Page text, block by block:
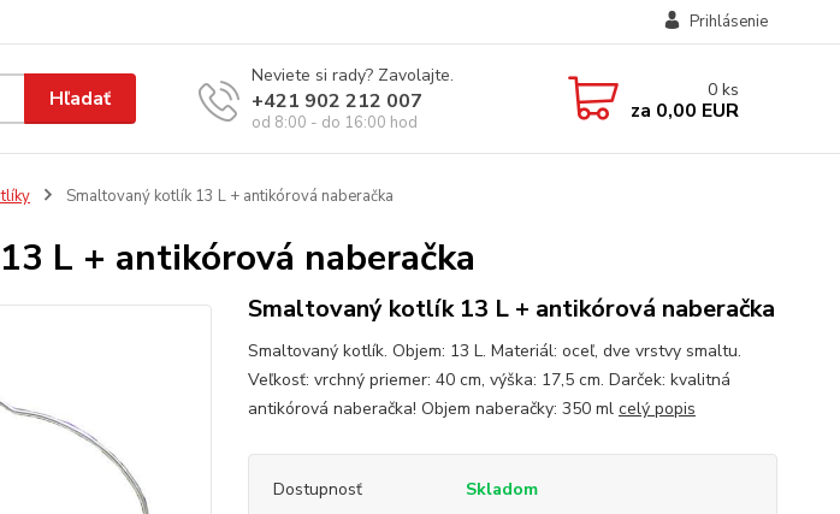
Prihlásenie
Hľadať
Neviete si rady? Zavolajte.
+421 902 212 007
od 8:00 - do 16:00 hod
0 ks
za 0,00 EUR
Smaltovaný kotlík 13 L + antikórová naberačka
L + antikórová naberačka
Smaltovaný kotlík 13 L + antikórová naberačka
Smaltovaný kotlík. Objem: 13 L. Materiál: oceľ, dve vrstvy smaltu.
Veľkosť: vrchný priemer: 40 cm, výška: 17,5 cm. Darček: kvalitná
antikórová naberačka! Objem naberačky: 350 ml celý popis
Dostupnosť Skladom